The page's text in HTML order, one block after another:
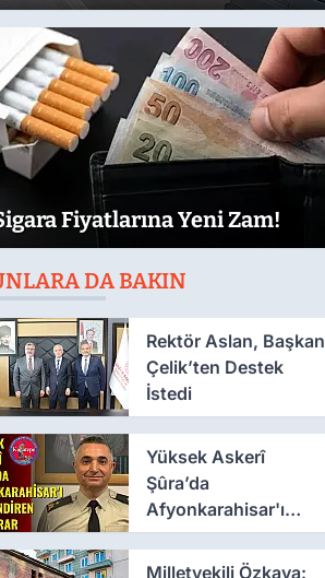
Fiyatlarına Yeni Zam!
DA BAKIN
Rektör Aslan, Başkan
Çelik’ten Destek
İstedi
Yüksek Askerî
Şûra’da
Afyonkarahisar'ı
İlgilendiren İki Karar
Milletvekili Özkaya: